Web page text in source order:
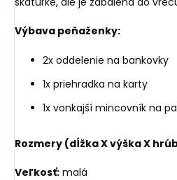
Výbava peňaženky:
2x oddelenie na bankovky
1x priehradka na karty
1x vonkajší mincovník na
Rozmery (dĺžka X výška X
Veľkosť: malá